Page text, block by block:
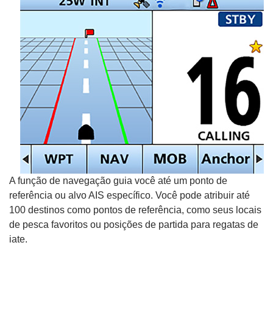
A função de navegação guia você até um ponto de
referência ou alvo AIS específico. Você pode atribuir até
100 destinos como pontos de referência, como seus locais
de pesca favoritos ou posições de partida para regatas de
iate.